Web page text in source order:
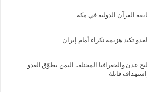
تكبد هزيمة نكراء أمام إيران
عدن والجغرافيا المحتلة.. اليمن يطوّق العدو
قاتلة